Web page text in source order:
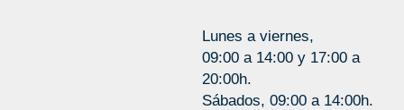
Lunes a viernes,
09:00 a 14:00 y 17:00 a
20:00h.
Sábados, 09:00 a 14:00h.